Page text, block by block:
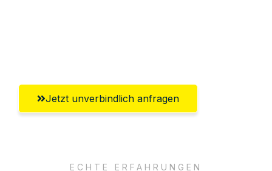
Jetzt unverbindlich anfragen
ECHTE ERFAHRUNGEN